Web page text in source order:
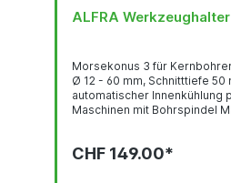
ALFRA
Morsekonus 3 für
Ø 12 - 60 mm, Schnitttiefe 50
automatischer Innenkühlung
Maschinen mit Bohrspindel
CHF 149.00*